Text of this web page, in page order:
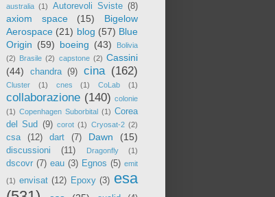
australia (1) Autorevoli Sviste (8)
axiom space (15)
Bigelow
Aerospace (21) blog (57) Blue
Origin (59) boeing (43)
Bolivia
(2) Brasile (2) capstone (2) Cassini
(44)
chandra (9) cina (162)
Cluster (1) cnes (1) CoLab (1)
collaborazione (140) colonie
(1) Copenhagen Suborbital (1) Corea
del Sud (9) corot (1) Cryosat-2 (2)
csa (12) dart (7) Dawn (15)
discussioni (11) Dragonfly (1)
dscovr (7) eau (3) Egnos (5) emit
(1) envisat (12) Epoxy (3) esa